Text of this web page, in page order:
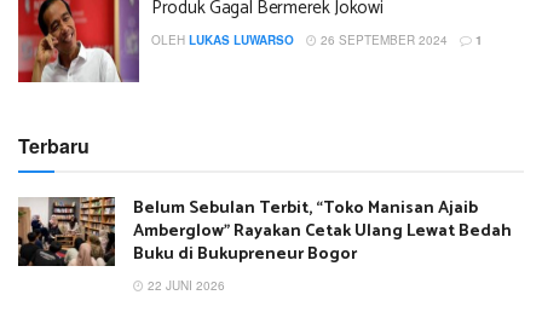
Produk Gagal Bermerek Jokowi
OLEH LUKAS LUWARSO 26 SEPTEMBER 2024 1
Terbaru
Belum Sebulan Terbit, “Toko Manisan Ajaib
Amberglow” Rayakan Cetak Ulang Lewat Bedah
Buku di Bukupreneur Bogor
22 JUNI 2026